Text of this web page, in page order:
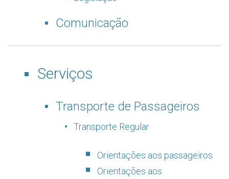
Comunicação
Serviços
Transporte de Passageiros
Transporte Regular
Orientações aos passageiros
Orientações aos